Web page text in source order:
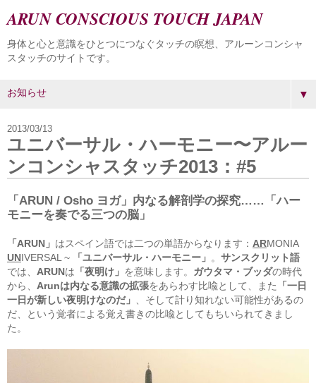
ARUN CONSCIOUS TOUCH JAPAN
身体と心と意識をひとつにつなぐタッチの瞑想、アルーンコンシャ
スタッチのサイトです。
▼
2013/03/13
ユニバーサル・ハーモニー〜アルー
ンコンシャスタッチ2013：#5
「ARUN / Osho ヨガ」内なる解剖学の探究……「ハー
モニーを奏でる三つの脳」
「ARUN」 はスペイン語では二つの単語からなります： ARMONIA
UNIVERSAL ~ 「ユニバーサル・ハーモニー」 。 サンスクリット語
では、 ARUNは 「夜明け」 を意味します。 ガウタマ・ブッダの時代
から、 Arunは内なる意識の拡張をあらわす比喩として、また
「一日
一日が新しい夜明けなのだ」 、そして計り知れない可能性があるの
だ、という覚者による覚え書きの比喩としてもちいられてきまし
た。